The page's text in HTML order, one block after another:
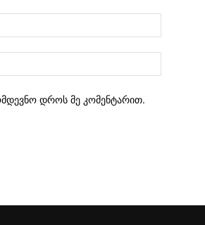
დროს მე კომენტარით.